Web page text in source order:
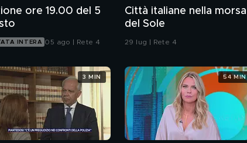
ore 19.00 del 5
INTERA 05 ago | Rete 4
Città italiane nella morsa
del Sole
29 lug | Rete 4
3 MIN 54 MIN